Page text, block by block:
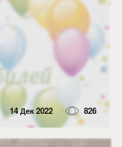
14 Дек 2022 826